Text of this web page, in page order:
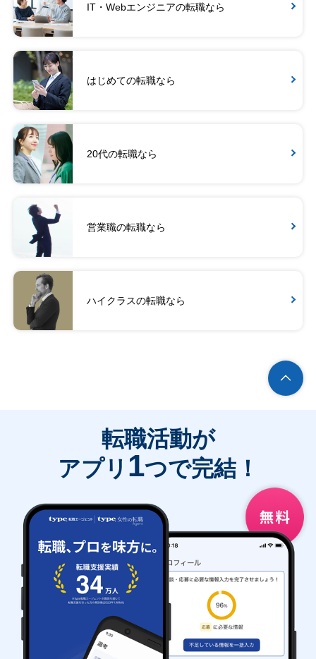
IT・Webエンジニアの転職なら
はじめての転職なら
20代の転職なら
営業職の転職なら
ハイクラスの転職なら
転職活動が
アプリ 1つで完結！